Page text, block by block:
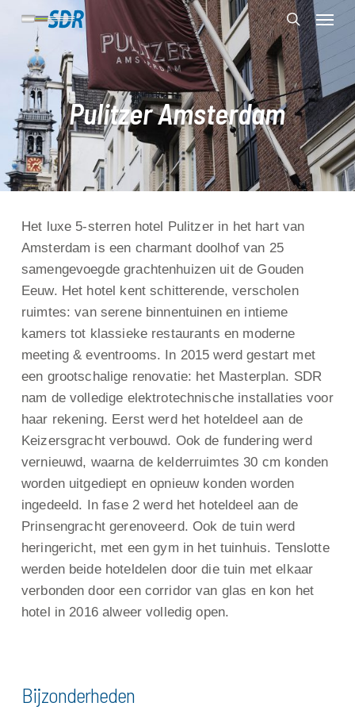
content
search
Menu
Pulitzer Amsterdam
Het luxe 5-sterren hotel Pulitzer in het hart van
Amsterdam is een charmant doolhof van 25
samengevoegde grachtenhuizen uit de Gouden
Eeuw. Het hotel kent schitterende, verscholen
ruimtes: van serene binnentuinen en intieme
kamers tot klassieke restaurants en moderne
meeting & eventrooms. In 2015 werd gestart met
een grootschalige renovatie: het Masterplan. SDR
nam de volledige elektrotechnische installaties voor
haar rekening. Eerst werd het hoteldeel aan de
Keizersgracht verbouwd. Ook de fundering werd
vernieuwd, waarna de kelderruimtes 30 cm konden
worden uitgediept en opnieuw konden worden
ingedeeld. In fase 2 werd het hoteldeel aan de
Prinsengracht gerenoveerd. Ook de tuin werd
heringericht, met een gym in het tuinhuis. Tenslotte
werden beide hoteldelen door die tuin met elkaar
verbonden door een corridor van glas en kon het
hotel in 2016 alweer volledig open.
Bijzonderheden